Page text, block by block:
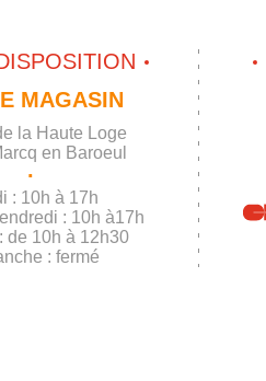
MAGASIN
la Haute Loge
en Baroeul
·
: 10h à 17h
: 10h à17h
de 10h à 12h30
: fermé